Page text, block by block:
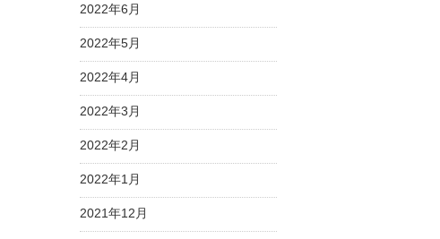
2022年6月
2022年5月
2022年4月
2022年3月
2022年2月
2022年1月
2021年12月